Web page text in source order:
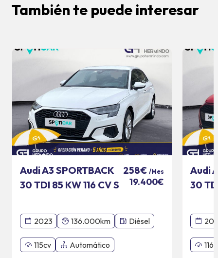
También te puede interesar
Audi A3 SPORTBACK
30 TDI 85 KW 116 CV S
258€ /Mes
19.400€
2023 136.000km Diésel
115cv Automático
Audi
30